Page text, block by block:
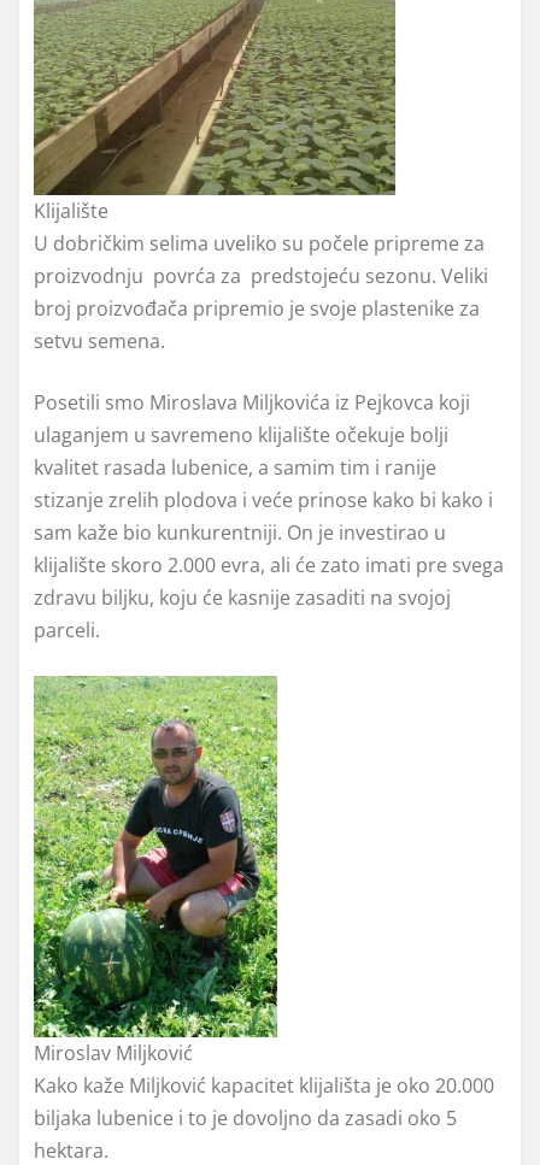
Klijalište
U dobričkim selima uveliko su počele pripreme za
proizvodnju povrća za predstojeću sezonu. Veliki
broj proizvođača pripremio je svoje plastenike za
setvu semena.
Posetili smo Miroslava Milјkovića iz Pejkovca koji
ulaganjem u savremeno klijalište očekuje bolјi
kvalitet rasada lubenice, a samim tim i ranije
stizanje zrelih plodova i veće prinose kako bi kako i
sam kaže bio kunkurentniji. On je investirao u
klijalište skoro 2.000 evra, ali će zato imati pre svega
zdravu biljku, koju će kasnije zasaditi na svojoj
parceli.
Miroslav Miljković
Kako kaže Miljković kapacitet klijališta je oko 20.000
biljaka lubenice i to je dovoljno da zasadi oko 5
hektara.